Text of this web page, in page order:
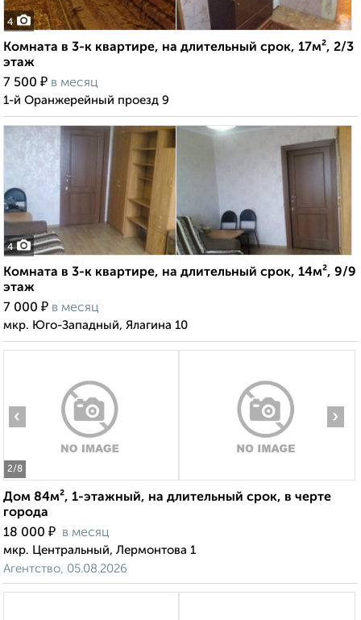
4
Комната в 3-к квартире, на длительный срок, 17м², 2/3
этаж
7 500 ₽ в месяц
1-й Оранжерейный проезд 9
4
Комната в 3-к квартире, на длительный срок, 14м², 9/9
этаж
7 000 ₽ в месяц
мкр. Юго-Западный, Ялагина 10
2/8
‹ ›
Дом 84м², 1-этажный, на длительный срок, в черте
города
18 000 ₽ в месяц
мкр. Центральный, Лермонтова 1
Агентство, 05.08.2026